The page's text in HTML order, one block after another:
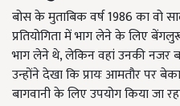
बोस के मुताबिक वर्ष 1986 का वो
प्रतियोगिता में भाग लेने के लिए
भाग लेने थे, लेकिन वहां उनकी नजर
उन्होंने देखा कि प्रायः आमतौर पर
बागवानी के लिए उपयोग किया जा